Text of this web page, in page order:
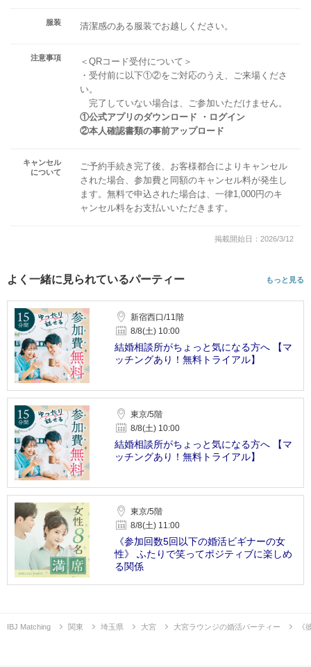
服装 清潔感のある服装でお越しください。
注意事項
＜QRコード受付について＞
・受付前に以下①②をご対応のうえ、ご来場くださ
い。
完了していない場合は、ご参加いただけません。
①公式アプリのダウンロード ・ログイン
②本人確認書類の事前アップロード
キャンセル
について
ご予約手続き完了後、お客様都合によりキャンセル
された場合、参加費と同額のキャンセル料が発生し
ます。無料で申込された場合は、一律1,000円のキ
ャンセル料をお支払いいただきます。
掲載開始日：2026/3/12
よく一緒に見られているパーティー もっと見る
新宿西口/11階
8/8(土) 10:00
結婚相談所がちょっと気になる方へ 【マ
ッチングあり！無料トライアル】
東京/5階
8/8(土) 10:00
結婚相談所がちょっと気になる方へ 【マ
ッチングあり！無料トライアル】
東京/5階
8/8(土) 11:00
《参加回数5回以下の婚活ビギナーの女
性》 ふたりで笑ってポジティブに楽しめ
る関係
IBJ Matching 関東 埼玉県 大宮 大宮ラウンジの婚活パーティー 《